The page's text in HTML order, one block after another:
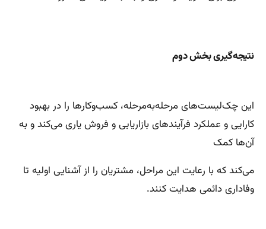
نتیجه‌گیری بخش دوم
این چک‌لیست‌های مرحله‌به‌مرحله، کسب‌وکارها را در بهبود
کارایی و عملکرد فرآیندهای بازاریابی و فروش یاری می‌کند و به
آن‌ها کمک
می‌کند که با رعایت این مراحل، مشتریان را از آشنایی اولیه تا
وفاداری دائمی هدایت کنند.